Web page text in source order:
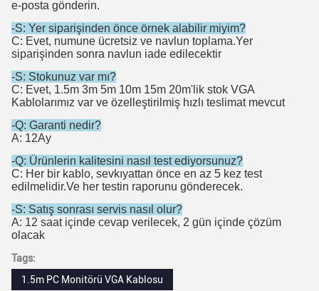
e-posta gönderin.
-S: Yer siparişinden önce örnek alabilir miyim?
C: Evet, numune ücretsiz ve navlun toplama.Yer
siparişinden sonra navlun iade edilecektir
-S: Stokunuz var mı?
C: Evet, 1.5m 3m 5m 10m 15m 20m'lik stok VGA
Kablolarımız var ve özelleştirilmiş hızlı teslimat mevcut
-Q: Garanti nedir?
A: 12Ay
-Q: Ürünlerin kalitesini nasıl test ediyorsunuz?
C: Her bir kablo, sevkıyattan önce en az 5 kez test
edilmelidir.Ve her testin raporunu gönderecek.
-S: Satış sonrası servis nasıl olur?
A: 12 saat içinde cevap verilecek, 2 gün içinde çözüm
olacak
Tags:
1.5m PC Monitörü VGA Kablosu